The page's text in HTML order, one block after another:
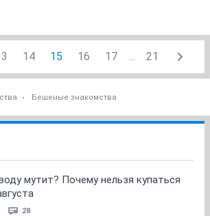
14 15 16 17 21
Бешеные знакомства
мутит? Почему нельзя купаться
28